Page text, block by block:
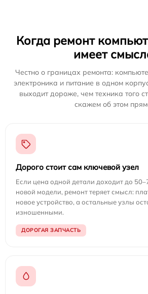
Когда ремонт
имеет
Честно о границах ремонта:
электроника и питание в одном
выходит дороже, чем техника того
скажем об этом
Дорого стоит сам ключевой узел
Если цена одной детали доходит до
новой модели, ремонт теряет смысл:
новое устройство, а остальные узлы
изношенными.
ДОРОГАЯ ЗАПЧАСТЬ